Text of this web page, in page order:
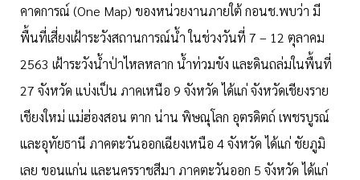
คาดการณ์ (One Map) ของหน่วยงานภายใต้ กอนช.พบว่า มี
พื้นที่เสี่ยงเฝ้าระวังสถานการณ์น้ำ ในช่วงวันที่ 7 – 12 ตุลาคม
2563 เฝ้าระวังน้ำป่าไหลหลาก น้ำท่วมขัง และดินถล่มในพื้นที่
27 จังหวัด แบ่งเป็น ภาคเหนือ 9 จังหวัด ได้แก่ จังหวัดเชียงราย
เชียงใหม่ แม่ฮ่องสอน ตาก น่าน พิษณุโลก อุตรดิตถ์ เพชรบูรณ์
และอุทัยธานี ภาคตะวันออกเฉียงเหนือ 4 จังหวัด ได้แก่ ชัยภูมิ
เลย ขอนแก่น และนครราชสีมา ภาคตะวันออก 5 จังหวัด ได้แก่